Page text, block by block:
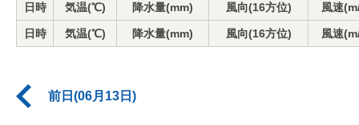
日時 気温(℃) 降水量(mm) 風向(16方位) 風速
日時 気温(℃) 降水量(mm) 風向(16方位) 風速
前日(06月13日)